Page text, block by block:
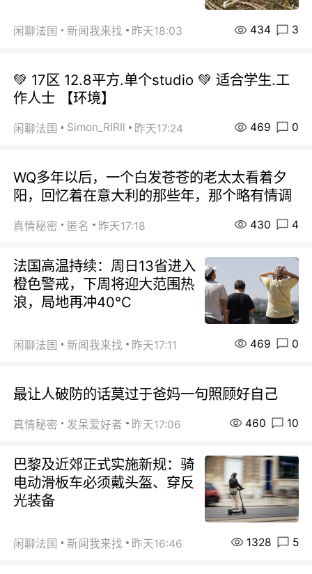
闲聊法国 新闻我来找 昨天18:03 434 3
💚 17区 12.8平方.单个studio 💚 适合学生.工
作人士 【环境】
闲聊法国 Simon_RIRIl 昨天17:24 469 0
WQ多年以后，一个白发苍苍的老太太看着夕
阳，回忆着在意大利的那些年，那个略有情调
真情秘密 匿名 昨天17:18 430 4
法国高温持续：周日13省进入
橙色警戒，下周将迎大范围热
浪，局地再冲40℃
闲聊法国 新闻我来找 昨天17:11 469 0
最让人破防的话莫过于爸妈一句照顾好自己
真情秘密 发呆爱好者 昨天17:06 460 10
巴黎及近郊正式实施新规：骑
电动滑板车必须戴头盔、穿反
光装备
闲聊法国 新闻我来找 昨天16:46 1328 5